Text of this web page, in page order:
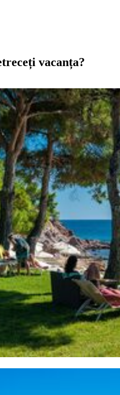
vacanța?